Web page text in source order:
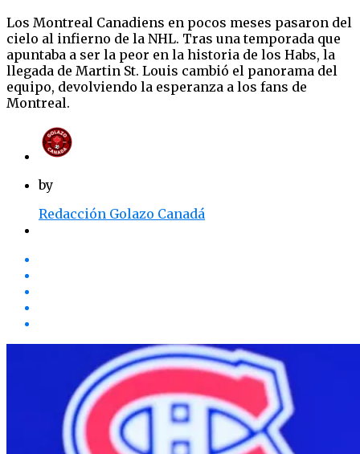
Los Montreal Canadiens en pocos meses pasaron del
cielo al infierno de la NHL. Tras una temporada que
apuntaba a ser la peor en la historia de los Habs, la
llegada de Martin St. Louis cambió el panorama del
equipo, devolviendo la esperanza a los fans de
Montreal.
by
Redacción Golazo Canadá